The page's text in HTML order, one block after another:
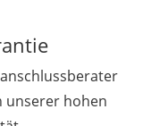
unserer hohen